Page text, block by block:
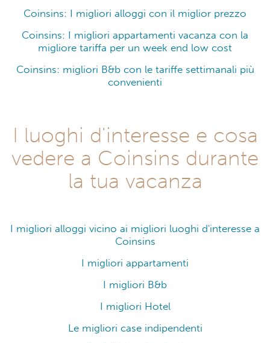
Coinsins: I migliori alloggi con il miglior prezzo
Coinsins: I migliori appartamenti vacanza con la
migliore tariffa per un week end low cost
Coinsins: migliori B&b con le tariffe settimanali più
convenienti
I luoghi d'interesse e cosa
vedere a Coinsins durante
la tua vacanza
I migliori alloggi vicino ai migliori luoghi d'interesse a
Coinsins
I migliori appartamenti
I migliori B&b
I migliori Hotel
Le migliori case indipendenti